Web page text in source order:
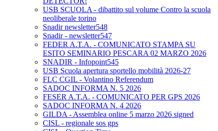
USB SCUOLA - dibattito sul volume Contro la scuola
neoliberale torino
Snadir newsletter548
Snadir - newsletter547
FEDER A.T.A. - COMUNICATO STAMPA SU
ESITO SEMINARIO PESCARA 02 MARZO 2026
SNADIR - Infopoint545
USB Scuola apertura sportello mobilità 2026-27
FLC CGIL - Volantino Referendum
SADOC INFORMA N. 5 2026
FESER A.T.A. - COMUNICATO PER GPS 2026
SADOC INFORMA N. 4 2026
GILDA - Assemblea online 5 marzo 2026 signed
CISL - regionale sos gps